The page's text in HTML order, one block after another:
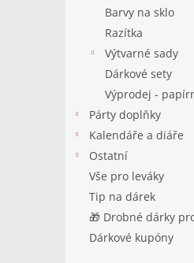
Barvy na sklo
Razítka
Výtvarné sady
Dárkové sety
Výprodej -
Párty doplňky
Kalendáře a diáře
Ostatní
Vše pro leváky
Tip na dárek
🎁 Drobné dárky
Dárkové kupóny